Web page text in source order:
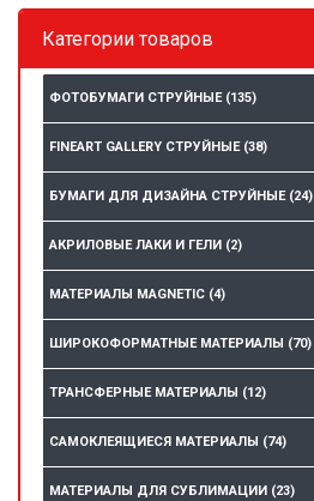
Категории товаров
ФОТОБУМАГИ СТРУЙНЫЕ (135)
FINEART GALLERY СТРУЙНЫЕ (38)
БУМАГИ ДЛЯ ДИЗАЙНА СТРУЙНЫЕ (24)
АКРИЛОВЫЕ ЛАКИ И ГЕЛИ (2)
МАТЕРИАЛЫ MAGNETIC (4)
ШИРОКОФОРМАТНЫЕ МАТЕРИАЛЫ (70)
ТРАНСФЕРНЫЕ МАТЕРИАЛЫ (12)
САМОКЛЕЯЩИЕСЯ МАТЕРИАЛЫ (74)
МАТЕРИАЛЫ ДЛЯ СУБЛИМАЦИИ (23)